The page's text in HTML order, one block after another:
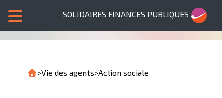
SOLIDAIRES FINANCES PUBLIQUES
>Vie des agents>Action sociale